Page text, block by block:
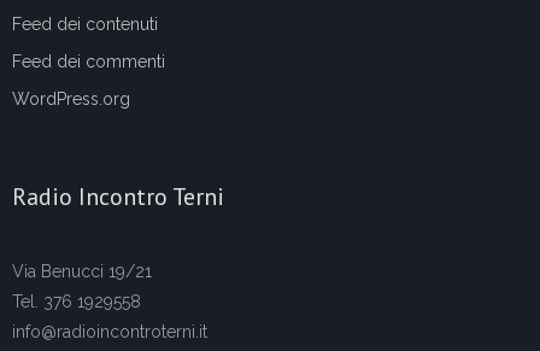
Feed dei contenuti
Feed dei commenti
WordPress.org
Radio Incontro Terni
Via Benucci 19/21
Tel. 376 1929558
info@radioincontroterni.it